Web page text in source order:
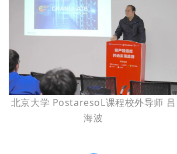
北京大学 PostaresoL课程校外导师 吕
海波